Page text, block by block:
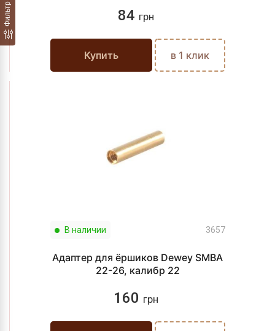
Фильтр 84 грн
Купить в 1 клик
В наличии 3657
Адаптер для ёршиков Dewey SMBA
22-26, калибр 22
160 грн